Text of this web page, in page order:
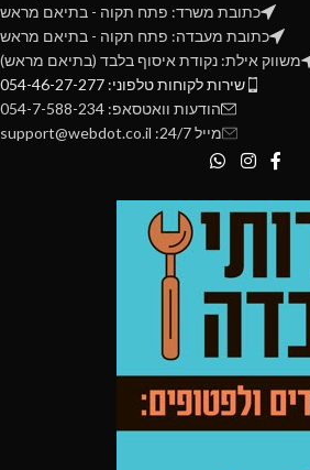
כתובת משרד: פתח תקוה - בתיאם מראש
כתובת מעבדה: פתח תקוה - בתיאם מראש
משווק אילת: נקודת איסוף בלבד (בתיאם מראש)
שירות לקוחות טלפוני: 054-46-27-277
הודעות וואטסאפ: 054-7-588-234
מייל 24/7: support@webdot.co.il